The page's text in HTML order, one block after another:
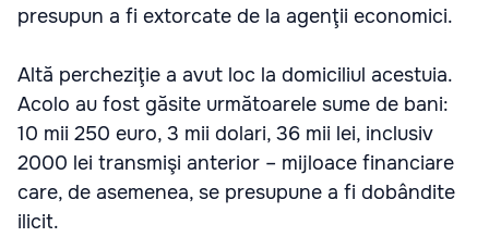
presupun a fi extorcate de la agenţii economici.
Altă percheziţie a avut loc la domiciliul acestuia.
Acolo au fost găsite următoarele sume de bani:
10 mii 250 euro, 3 mii dolari, 36 mii lei, inclusiv
2000 lei transmişi anterior – mijloace financiare
care, de asemenea, se presupune a fi dobândite
ilicit.